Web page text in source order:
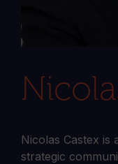
Nicolas Castex is
strategic